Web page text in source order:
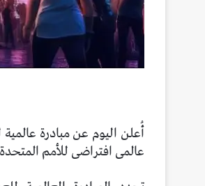
​​​​​​​أُعلن اليوم عن مبادرة
عالمى افتراضى للأمم